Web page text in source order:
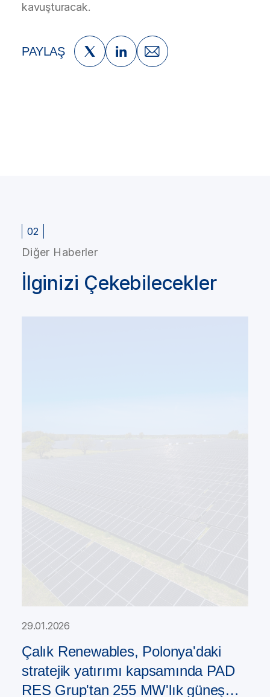
kavuşturacak.
PAYLAŞ
02
Diğer Haberler
İlginizi Çekebilecekler
29.01.2026
Çalık Renewables, Polonya'daki
stratejik yatırımı kapsamında PAD
RES Grup'tan 255 MW'lık güneş